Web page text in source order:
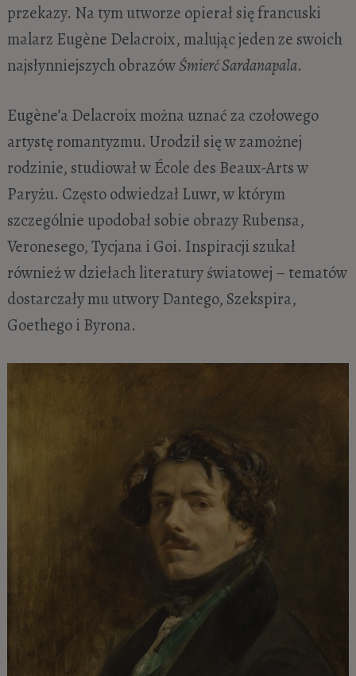
przekazy. Na tym utworze opierał się francuski
malarz Eugène Delacroix, malując jeden ze swoich
najsłynniejszych obrazówŚmierć Sardanapala.
Eugène’a Delacroix można uznać za czołowego
artystę romantyzmu. Urodził się w zamożnej
rodzinie, studiował w École des Beaux-Arts w
Paryżu. Często odwiedzał Luwr, w którym
szczególnie upodobał sobie obrazy Rubensa,
Veronesego, Tycjana i Goi. Inspiracji szukał
również w dziełach literatury światowej – tematów
dostarczały mu utwory Dantego, Szekspira,
Goethego i Byrona.